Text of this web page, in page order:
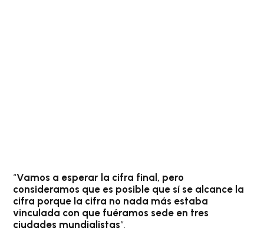
“Vamos a esperar la cifra final, pero
consideramos que es posible que sí se alcance la
cifra porque la cifra no nada más estaba
vinculada con que fuéramos sede en tres
ciudades mundialistas“.